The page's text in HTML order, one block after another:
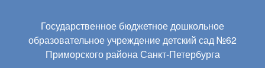
Государственное бюджетное дошкольное
образовательное учреждение детский сад №62
Приморского района Санкт-Петербурга